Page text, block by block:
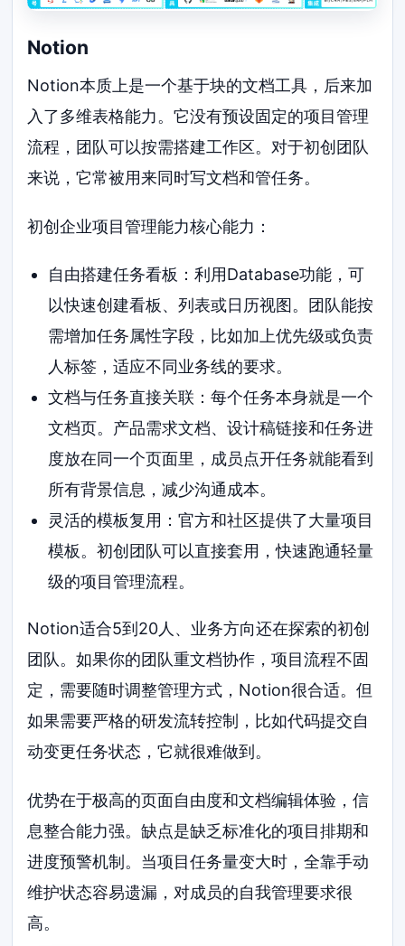
Notion
Notion本质上是一个基于块的文档工具，后来加
入了多维表格能力。它没有预设固定的项目管理
流程，团队可以按需搭建工作区。对于初创团队
来说，它常被用来同时写文档和管任务。
初创企业项目管理能力核心能力：
自由搭建任务看板：利用Database功能，可
以快速创建看板、列表或日历视图。团队能按
需增加任务属性字段，比如加上优先级或负责
人标签，适应不同业务线的要求。
文档与任务直接关联：每个任务本身就是一个
文档页。产品需求文档、设计稿链接和任务进
度放在同一个页面里，成员点开任务就能看到
所有背景信息，减少沟通成本。
灵活的模板复用：官方和社区提供了大量项目
模板。初创团队可以直接套用，快速跑通轻量
级的项目管理流程。
Notion适合5到20人、业务方向还在探索的初创
团队。如果你的团队重文档协作，项目流程不固
定，需要随时调整管理方式，Notion很合适。但
如果需要严格的研发流转控制，比如代码提交自
动变更任务状态，它就很难做到。
优势在于极高的页面自由度和文档编辑体验，信
息整合能力强。缺点是缺乏标准化的项目排期和
进度预警机制。当项目任务量变大时，全靠手动
维护状态容易遗漏，对成员的自我管理要求很
高。